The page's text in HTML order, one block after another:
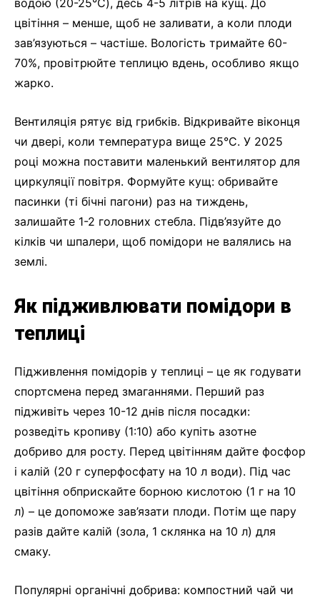
водою (20-25°C), десь 4-5 літрів на кущ. До
цвітіння – менше, щоб не заливати, а коли плоди
зав’язуються – частіше. Вологість тримайте 60-
70%, провітрюйте теплицю вдень, особливо якщо
жарко.
Вентиляція рятує від грибків. Відкривайте віконця
чи двері, коли температура вище 25°C. У 2025
році можна поставити маленький вентилятор для
циркуляції повітря. Формуйте кущ: обривайте
пасинки (ті бічні пагони) раз на тиждень,
залишайте 1-2 головних стебла. Підв’язуйте до
кілків чи шпалери, щоб помідори не валялись на
землі.
Як підживлювати помідори в
теплиці
Підживлення помідорів у теплиці – це як годувати
спортсмена перед змаганнями. Перший раз
підживіть через 10-12 днів після посадки:
розведіть кропиву (1:10) або купіть азотне
добриво для росту. Перед цвітінням дайте фосфор
і калій (20 г суперфосфату на 10 л води). Під час
цвітіння обприскайте борною кислотою (1 г на 10
л) – це допоможе зав’язати плоди. Потім ще пару
разів дайте калій (зола, 1 склянка на 10 л) для
смаку.
Популярні органічні добрива: компостний чай чи